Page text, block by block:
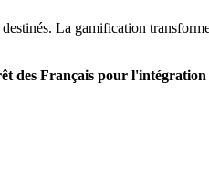
La gamification
des Français pour l'intégration